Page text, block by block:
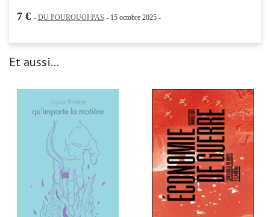
7 € - DU POURQUOI PAS - 15 octobre 2025 -
Et aussi...